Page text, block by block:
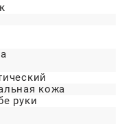
кожа
руки